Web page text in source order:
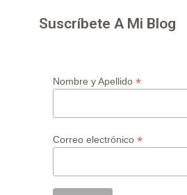
Suscríbete A Mi Blog
Nombre y Apellido *
Correo electrónico *